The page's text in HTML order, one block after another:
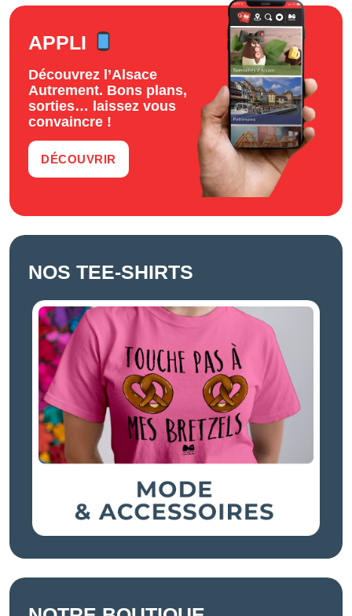
APPLI
Découvrez l’Alsace
Autrement. Bons plans,
sorties… laissez vous
convaincre !
DÉCOUVRIR
NOS TEE-SHIRTS